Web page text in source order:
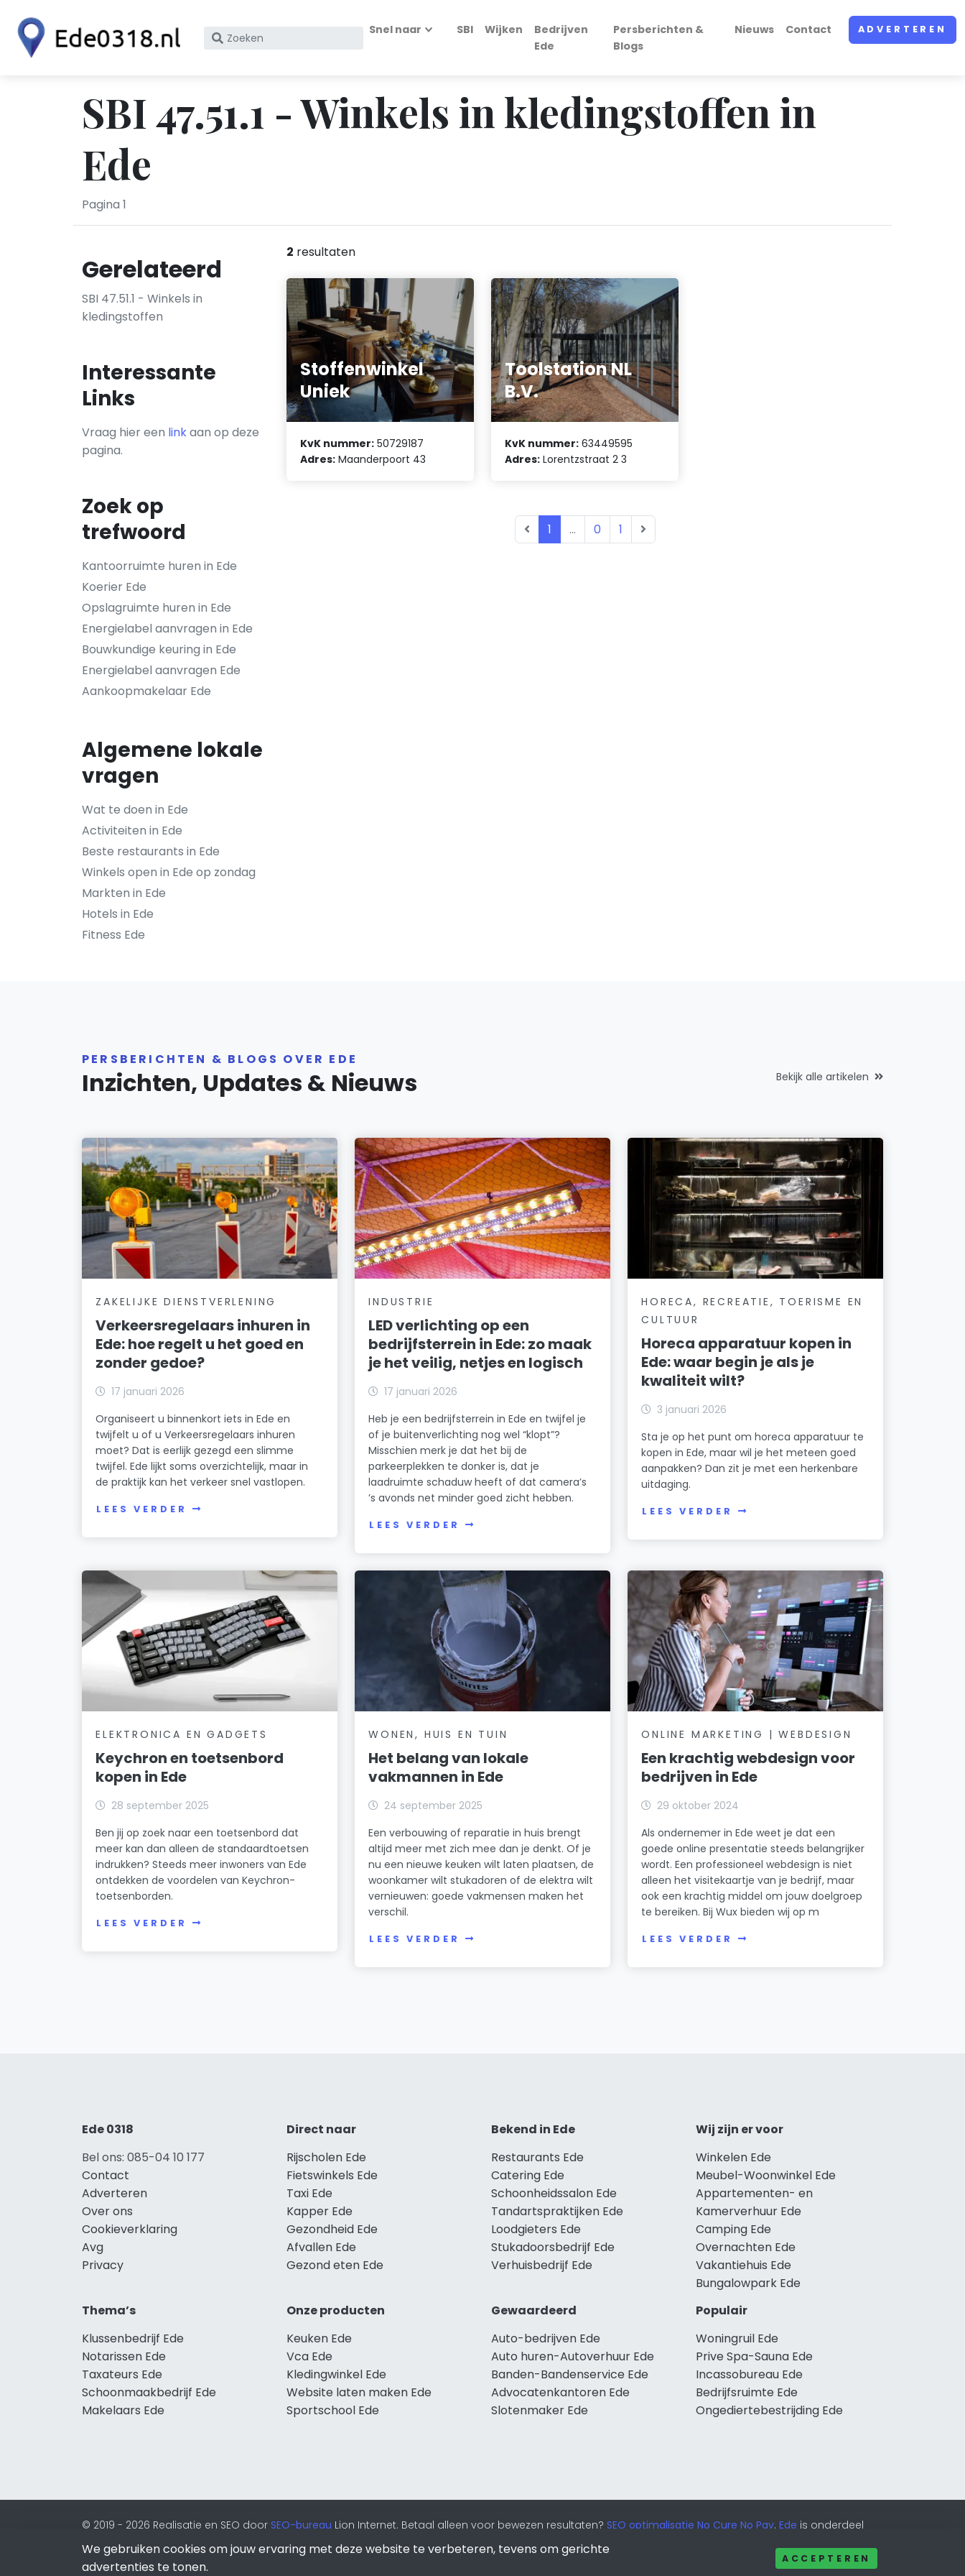
Zoek
KvK
nummer
Snel naar SBI Wijken
Bedrijven
Ede
Persberichten &
Blogs
Nieuws Contact ADVERTEREN
SBI 47.51.1 - Winkels in kledingstoffen in
Ede
Pagina 1
Gerelateerd
SBI 47.51.1 - Winkels in
kledingstoffen
Interessante
Links
Vraag hier een linkaan op deze
pagina.
Zoek op
trefwoord
Kantoorruimte huren in Ede
Koerier Ede
Opslagruimte huren in Ede
Energielabel aanvragen in Ede
Bouwkundige keuring in Ede
Energielabel aanvragen Ede
Aankoopmakelaar Ede
Algemene lokale
vragen
Wat te doen in Ede
Activiteiten in Ede
Beste restaurants in Ede
Winkels open in Ede op zondag
Markten in Ede
Hotels in Ede
Fitness Ede
2 resultaten
Stoffenwinkel
Uniek
KvK nummer: 50729187
Adres: Maanderpoort 43
Toolstation NL
B.V.
KvK nummer: 63449595
Adres: Lorentzstraat 2 3
1 ... 0 1
PERSBERICHTEN & BLOGS OVER EDE
Inzichten, Updates & Nieuws Bekijk alle artikelen
ZAKELIJKE DIENSTVERLENING
Verkeersregelaars inhuren in
Ede: hoe regelt u het goed en
zonder gedoe?
17 januari 2026
Organiseert u binnenkort iets in Ede en
twijfelt u of u Verkeersregelaars inhuren
moet? Dat is eerlijk gezegd een slimme
twijfel. Ede lijkt soms overzichtelijk, maar in
de praktijk kan het verkeer snel vastlopen.
LEES VERDER
INDUSTRIE
LED verlichting op een
bedrijfsterrein in Ede: zo maak
je het veilig, netjes en logisch
17 januari 2026
Heb je een bedrijfsterrein in Ede en twijfel je
of je buitenverlichting nog wel “klopt”?
Misschien merk je dat het bij de
parkeerplekken te donker is, dat je
laadruimte schaduw heeft of dat camera’s
’s avonds net minder goed zicht hebben.
LEES VERDER
HORECA, RECREATIE, TOERISME EN
CULTUUR
Horeca apparatuur kopen in
Ede: waar begin je als je
kwaliteit wilt?
3 januari 2026
Sta je op het punt om horeca apparatuur te
kopen in Ede, maar wil je het meteen goed
aanpakken? Dan zit je met een herkenbare
uitdaging.
LEES VERDER
ELEKTRONICA EN GADGETS
Keychron en toetsenbord
kopen in Ede
28 september 2025
Ben jij op zoek naar een toetsenbord dat
meer kan dan alleen de standaardtoetsen
indrukken? Steeds meer inwoners van Ede
ontdekken de voordelen van Keychron-
toetsenborden.
LEES VERDER
WONEN, HUIS EN TUIN
Het belang van lokale
vakmannen in Ede
24 september 2025
Een verbouwing of reparatie in huis brengt
altijd meer met zich mee dan je denkt. Of je
nu een nieuwe keuken wilt laten plaatsen, de
woonkamer wilt stukadoren of de elektra wilt
vernieuwen: goede vakmensen maken het
verschil.
LEES VERDER
ONLINE MARKETING | WEBDESIGN
Een krachtig webdesign voor
bedrijven in Ede
29 oktober 2024
Als ondernemer in Ede weet je dat een
goede online presentatie steeds belangrijker
wordt. Een professioneel webdesign is niet
alleen het visitekaartje van je bedrijf, maar
ook een krachtig middel om jouw doelgroep
te bereiken. Bij Wux bieden wij op m
LEES VERDER
Ede 0318
Bel ons: 085-04 10 177
Contact
Adverteren
Over ons
Cookieverklaring
Avg
Privacy
Direct naar
Rijscholen Ede
Fietswinkels Ede
Taxi Ede
Kapper Ede
Gezondheid Ede
Afvallen Ede
Gezond eten Ede
Bekend in Ede
Restaurants Ede
Catering Ede
Schoonheidssalon Ede
Tandartspraktijken Ede
Loodgieters Ede
Stukadoorsbedrijf Ede
Verhuisbedrijf Ede
Wij zijn er voor
Winkelen Ede
Meubel-Woonwinkel Ede
Appartementen- en
Kamerverhuur Ede
Camping Ede
Overnachten Ede
Vakantiehuis Ede
Bungalowpark Ede
Thema’s
Klussenbedrijf Ede
Notarissen Ede
Taxateurs Ede
Schoonmaakbedrijf Ede
Makelaars Ede
Onze producten
Keuken Ede
Vca Ede
Kledingwinkel Ede
Website laten maken Ede
Sportschool Ede
Gewaardeerd
Auto-bedrijven Ede
Auto huren-Autoverhuur Ede
Banden-Bandenservice Ede
Advocatenkantoren Ede
Slotenmaker Ede
Populair
Woningruil Ede
Prive Spa-Sauna Ede
Incassobureau Ede
Bedrijfsruimte Ede
Ongediertebestrijding Ede
© 2019 - 2026 Realisatie en SEO door SEO-bureau Lion Internet. Betaal alleen voor bewezen resultaten? SEO optimalisatie No Cure No Pay. Ede is onderdeel
Beeldcredits
We gebruiken cookies om jouw ervaring met deze website te verbeteren, tevens om gerichte
advertenties te tonen.
ACCEPTEREN